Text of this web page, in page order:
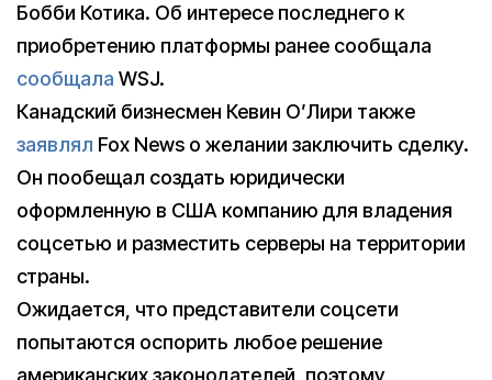
Бобби Котика. Об интересе последнего к
приобретению платформы ранее сообщала
сообщала WSJ.
Канадский бизнесмен Кевин О’Лири также
заявлял Fox News о желании заключить сделку.
Он пообещал создать юридически
оформленную в США компанию для владения
соцсетью и разместить серверы на территории
страны.
Ожидается, что представители соцсети
попытаются оспорить любое решение